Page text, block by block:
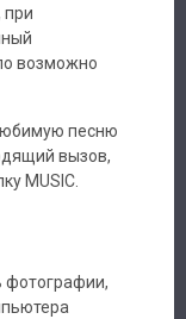
при
возможно
песню
вызов,
MUSIC.
фотографии,